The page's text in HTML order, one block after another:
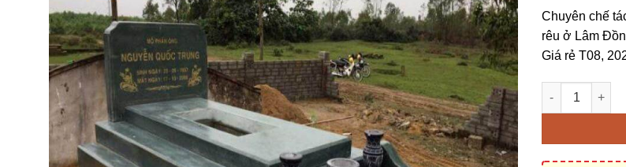
Chuyên chế
rêu ở Lâm
Giá rẻ T08,
Cơ sở chế